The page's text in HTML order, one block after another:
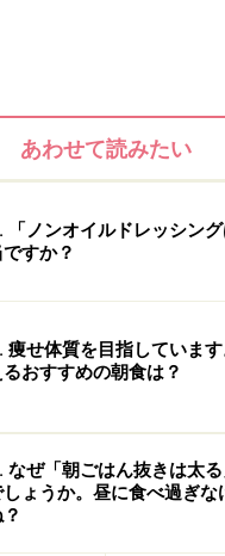
あわせて読みたい
「ノンオイルドレッシン
ですか？
痩せ体質を目指していま
るおすすめの朝食は？
なぜ「朝ごはん抜きは太
ょうか。昼に食べ過ぎな